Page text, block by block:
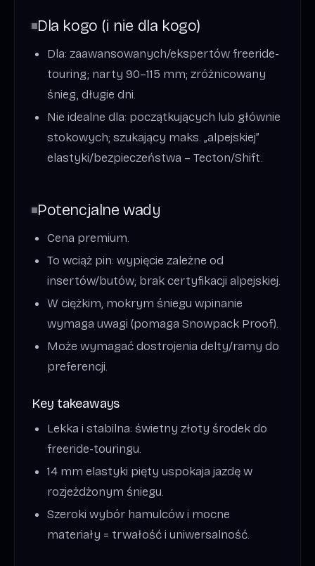
Dla kogo (i nie dla kogo)
Dla: zaawansowanych/ekspertów freeride-
touring; narty 90–115 mm; zróżnicowany
śnieg, długie dni.
Nie idealne dla: początkujących lub głównie
stokowych; szukający maks. „alpejskiej”
elastyki/bezpieczeństwa – Tecton/Shift.
Potencjalne wady
Cena premium.
To wciąż pin: wypięcie zależne od
insertów/butów; brak certyfikacji alpejskiej.
W ciężkim, mokrym śniegu wpinanie
wymaga uwagi (pomaga Snowpack Proof).
Może wymagać dostrojenia delty/ramy do
preferencji.
Key takeaways
Lekka i stabilna: świetny złoty środek do
freeride-touringu.
14 mm elastyki pięty uspokaja jazdę w
rozjeżdżonym śniegu.
Szeroki wybór hamulców i mocne
materiały = trwałość i uniwersalność.